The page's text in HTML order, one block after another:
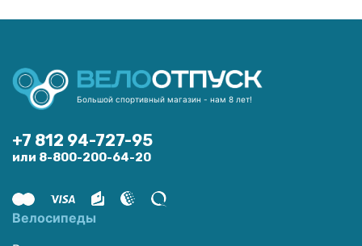
Большой спортивный магазин - нам 8 лет!
+7 812 94-727-95
или 8-800-200-64-20
Велосипеды